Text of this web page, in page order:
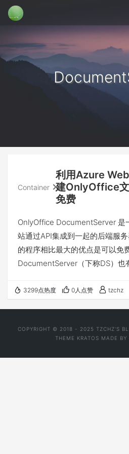
Container
利用Azure
建OnlyOffice
免费
OnlyOffice DocumentServer 是
站通过API集成到一起的后端服
的程序相比最大的优点是可以免
DocumentServer（下称DS）也
前端网页的，因此DS本身并不需
且默认不持久存储，DS正好完美
3299点热度 0人点赞 tzchz
COPYRIGHT © 2018 - 2025 TZCHZ'S
THEME KRATOS MADE